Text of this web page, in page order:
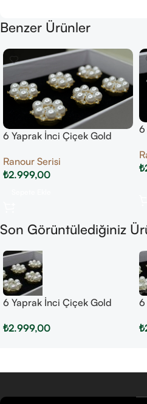
Benzer Ürünler
6 Yaprak İnci Çiçek Gold
Ranour Serisi
₺2.999,00
6
₺
Son Görüntülediğiniz
6 Yaprak İnci Çiçek Gold
₺2.999,00
6
₺